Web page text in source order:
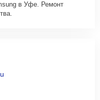
в Уфе. Ремонт